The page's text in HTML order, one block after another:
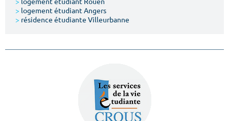
> logement étudiant Angers
> résidence étudiante Villeurbanne